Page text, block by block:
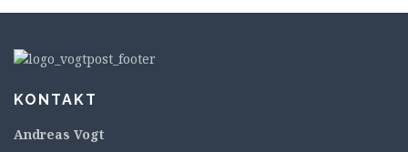
KONTAKT
Andreas Vogt